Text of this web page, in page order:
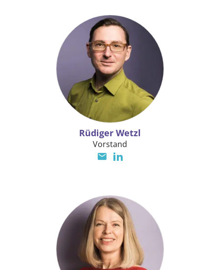
Presseunterlagen
Pressespiegel
Kontakt
Rüdiger Wetzl
Vorstand